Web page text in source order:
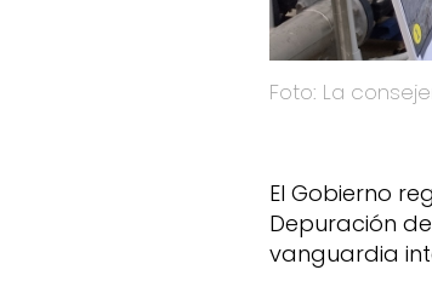
Foto: La
El Gobierno
Depuración
vanguardia